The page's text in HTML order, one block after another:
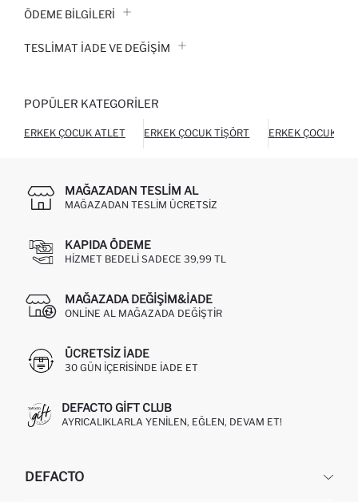
ÖDEME BİLGİLERİ
TESLIMAT İADE VE DEĞIŞIM
POPÜLER KATEGORILER
ERKEK ÇOCUK ATLET ERKEK ÇOCUK TIŞÖRT ERKEK ÇOCUK
MAĞAZADAN TESLIM AL
MAĞAZADAN TESLIM ÜCRETSIZ
KAPIDA ÖDEME
HIZMET BEDELI SADECE 39,99 TL
MAĞAZADA DEĞIŞIM&İADE
ONLINE AL MAĞAZADA DEĞIŞTIR
ÜCRETSIZ IADE
30 GÜN IÇERISINDE IADE ET
DEFACTO GIFT CLUB
AYRICALIKLARLA YENILEN, EĞLEN, DEVAM ET!
DEFACTO